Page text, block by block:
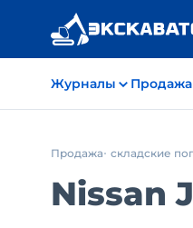
Журналы Продажа
Продажа складские
Nissan